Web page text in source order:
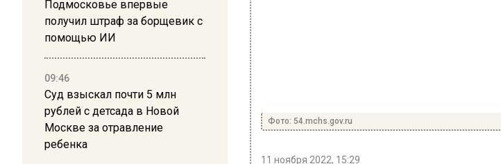
Подмосковье впервые
получил штраф за борщевик с
помощью ИИ
09:46
Суд взыскал почти 5 млн
рублей с детсада в Новой
Москве за отравление
ребенка
Фото: 54.mchs.gov.ru
11 ноября 2022, 15:29